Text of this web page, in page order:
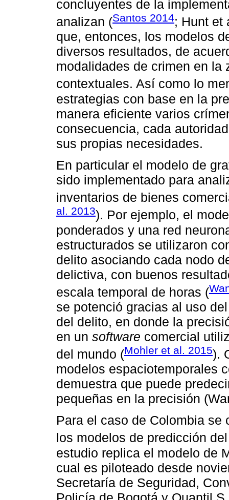
concluyentes de la
analizan (Santos 2014; Hunt et
que, entonces, los modelos
diversos resultados, de
modalidades de crimen en
contextuales. Así como lo
estrategias con base en la
manera eficiente varios
consecuencia, cada
sus propias necesidades.
En particular el modelo de
sido implementado para
inventarios de bienes
al. 2013). Por ejemplo, el
ponderados y una red
estructurados se utilizaron
delito asociando cada nodo
delictiva, con buenos
escala temporal de horas (
se potenció gracias al uso
del delito, en donde la
en un software comercial
del mundo (Mohler et al. 2015).
modelos espaciotemporales
demuestra que puede
pequeñas en la precisión
Para el caso de Colombia se
los modelos de predicción
estudio replica el modelo de
cual es piloteado desde
Secretaría de Seguridad,